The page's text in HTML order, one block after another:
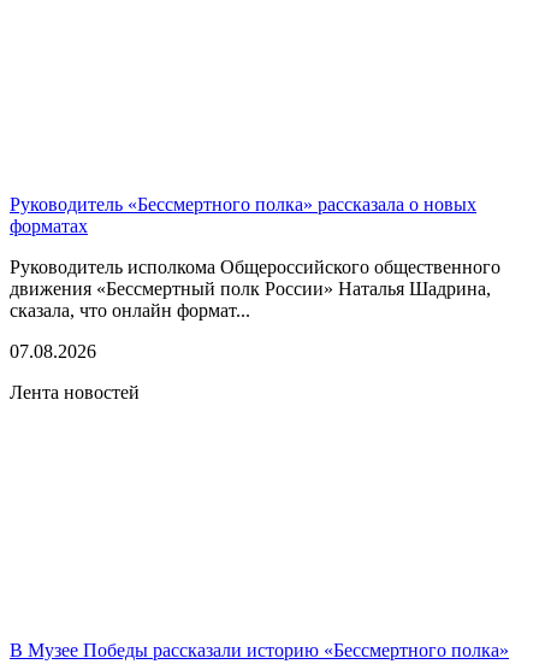
Руководитель «Бессмертного полка» рассказала о новых
форматах
Руководитель исполкома Общероссийского общественного
движения «Бессмертный полк России» Наталья Шадрина,
сказала, что онлайн формат...
07.08.2026
Лента новостей
В Музее Победы рассказали историю «Бессмертного полка»